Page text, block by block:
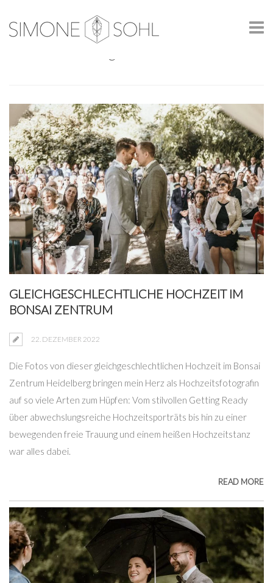
GLEICHGESCHLECHTLICHE HOCHZEIT IM
BONSAI ZENTRUM
22. DEZEMBER 2022
Die Fotos von dieser gleichgeschlechtlichen Hochzeit im Bonsai
Zentrum Heidelberg bringen mein Herz als Hochzeitsfotografin
auf so viele Arten zum Hüpfen: Vom stilvollen Getting Ready
über abwechslungsreiche Hochzeitsporträts bis hin zu einer
bewegenden freie Trauung und einem heißen Hochzeitstanz
war alles dabei.
READ MORE